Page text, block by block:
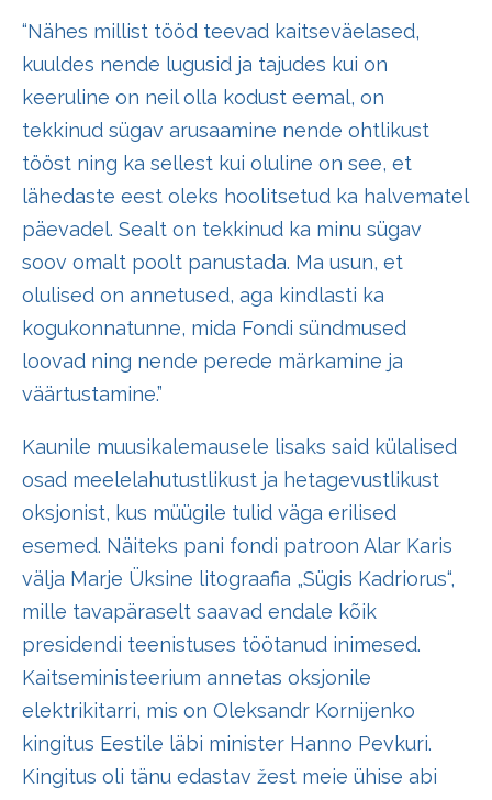
“Nähes millist tööd teevad kaitseväelased,
kuuldes nende lugusid ja tajudes kui on
keeruline on neil olla kodust eemal, on
tekkinud sügav arusaamine nende ohtlikust
tööst ning ka sellest kui oluline on see, et
lähedaste eest oleks hoolitsetud ka halvematel
päevadel. Sealt on tekkinud ka minu sügav
soov omalt poolt panustada. Ma usun, et
olulised on annetused, aga kindlasti ka
kogukonnatunne, mida Fondi sündmused
loovad ning nende perede märkamine ja
väärtustamine.”
Kaunile muusikalemausele lisaks said külalised
osad meelelahutustlikust ja hetagevustlikust
oksjonist, kus müügile tulid väga erilised
esemed. Näiteks pani fondi patroon Alar Karis
välja Marje Üksine litograafia „Sügis Kadriorus“,
mille tavapäraselt saavad endale kõik
presidendi teenistuses töötanud inimesed.
Kaitseministeerium annetas oksjonile
elektrikitarri, mis on Oleksandr Kornijenko
kingitus Eestile läbi minister Hanno Pevkuri.
Kingitus oli tänu edastav žest meie ühise abi